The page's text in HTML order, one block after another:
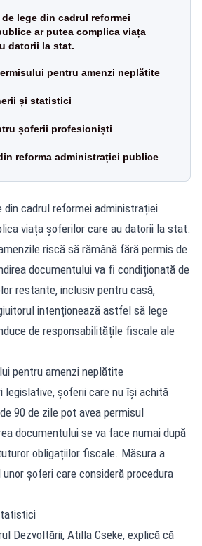
lege din cadrul reformei
ar putea complica viața
datorii la stat.
pentru amenzi neplătite
și statistici
șoferii profesioniști
reforma administrației publice
din cadrul reformei administrației
viața șoferilor care au datorii la stat.
riscă să rămână fără permis de
documentului va fi condiționată de
restante, inclusiv pentru casă,
intenționează astfel să lege
de responsabilitățile fiscale ale
pentru amenzi neplătite
legislative, șoferii care nu își achită
90 de zile pot avea permisul
documentului se va face numai după
obligațiilor fiscale. Măsura a
șoferi care consideră procedura
Dezvoltării, Atilla Cseke, explică că